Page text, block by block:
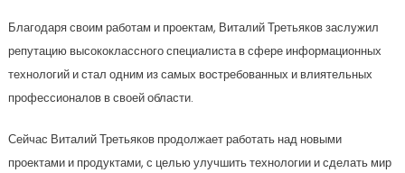
Благодаря своим работам и проектам, Виталий Третьяков заслужил
репутацию высококлассного специалиста в сфере информационных
технологий и стал одним из самых востребованных и влиятельных
профессионалов в своей области.
Сейчас Виталий Третьяков продолжает работать над новыми
проектами и продуктами, с целью улучшить технологии и сделать мир